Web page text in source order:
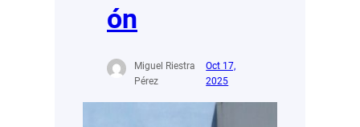
ón
Miguel Riestra
Pérez
Oct 17,
2025